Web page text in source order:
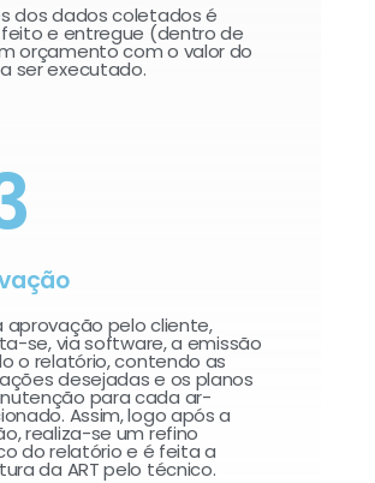
dos dados coletados é
e entregue (dentro de
orçamento com o valor do
a ser executado.
aprovação pelo cliente,
se, via software, a emissão
o relatório, contendo as
desejadas e os planos
para cada ar-
Assim, logo após a
realiza-se um refino
do relatório e é feita a
da ART pelo técnico.